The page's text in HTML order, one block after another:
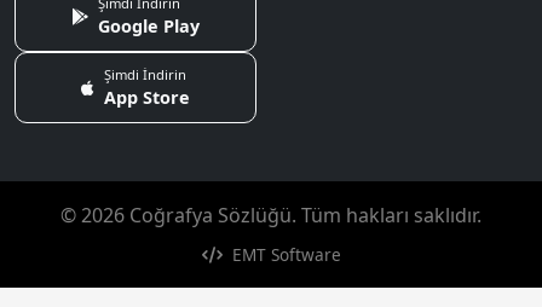
Google Play
Şimdi İndirin
App Store
© 2026 Coğrafya Sözlüğü. Tüm hakları saklıdır.
EMT Software